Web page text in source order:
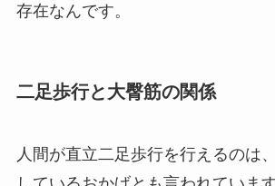
存在なんです。
二足歩行と大臀筋の関係
人間が直立二足歩行を行えるのは